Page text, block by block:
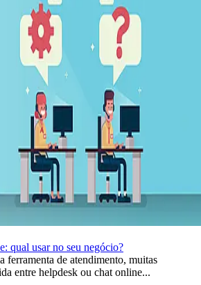
qual usar no seu negócio?
ferramenta de atendimento, muitas
entre helpdesk ou chat online...